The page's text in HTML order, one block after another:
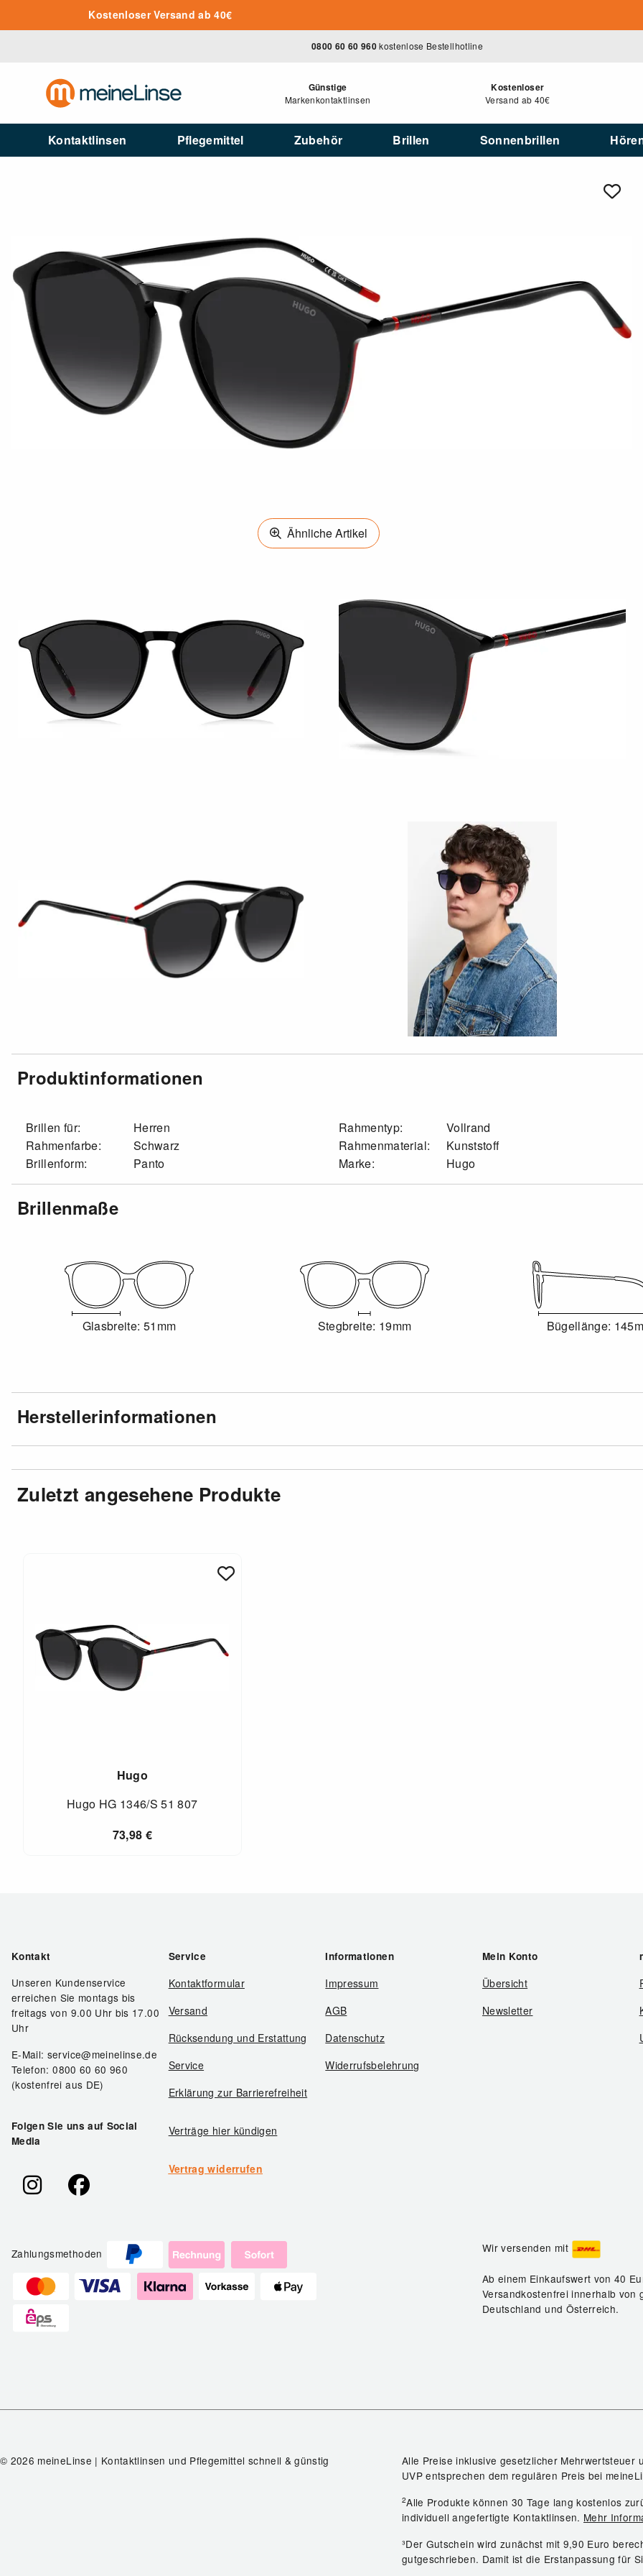
Zum Hauptinhalt springenKostenloser Versand ab 40€
0800 60 60 960kostenlose Bestellhotline
Günstige
Markenkontaktlinsen
Kostenloser
Versand ab 40€
Kontaktlinsen Pflegemittel Zubehör Brillen Sonnenbrillen
Ähnliche Artikel
Produktinformationen
Brillen für:
Herren
Rahmenfarbe:
Schwarz
Brillenform:
Panto
Rahmentyp:
Vollrand
Rahmenmaterial:
Kunststoff
Marke:
Hugo
Brillenmaße
Glasbreite: 51mm Stegbreite: 19mm Bügellänge:
Herstellerinformationen
Zuletzt angesehene Produkte
Hugo
Hugo HG 1346/S 51 807
73,98 €
Kontakt
Unseren Kundenservice
erreichen Sie montags bis
freitags von 9.00 Uhr bis 17.00
Uhr
E-Mail: service@meinelinse.de
Telefon: 0800 60 60 960
(kostenfrei aus DE)
Folgen Sie uns auf Social
Media
Service
Kontaktformular
Versand
Rücksendung und Erstattung
Service
Erklärung zur Barrierefreiheit
Verträge hier kündigen
Vertrag widerrufen
Informationen
Impressum
AGB
Datenschutz
Widerrufsbelehrung
Mein Konto
Übersicht
Newsletter
Zahlungsmethoden Wir versenden mit
Ab einem Einkaufswert von 40
Versandkostenfrei innerhalb von
Deutschland und Österreich.
© 2026 meineLinse | Kontaktlinsen und Pflegemittel schnell & günstig
Alle Preise inklusive gesetzlicher Mehrwertsteuer
UVP entsprechen dem regulären Preis bei
2Alle Produkte können 30 Tage lang kostenlos
individuell angefertigte Kontaktlinsen. Mehr
³Der Gutschein wird zunächst mit 9,90 Euro
gutgeschrieben. Damit ist die Erstanpassung für